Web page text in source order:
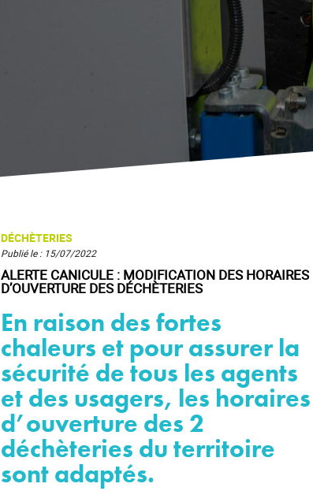
DÉCHÈTERIES
Publié le : 15/07/2022
ALERTE CANICULE : MODIFICATION DES HORAIRES
D’OUVERTURE DES DÉCHÈTERIES
En raison des fortes
chaleurs et pour assurer la
sécurité de tous les agents
et des usagers, les horaires
d’ouverture des 2
déchèteries du territoire
sont adaptés.